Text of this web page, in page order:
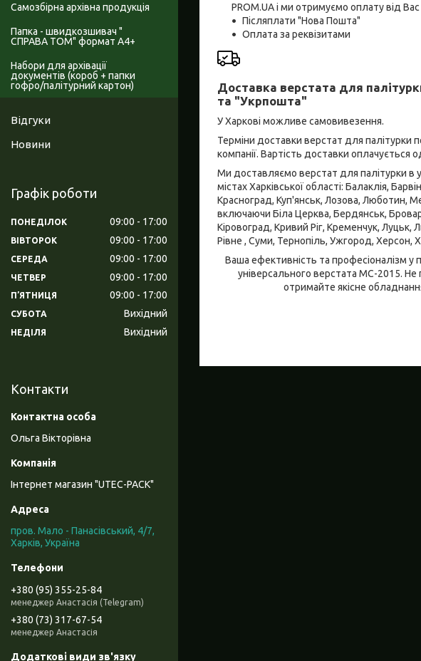
PROM.UA і ми отримуємо оплату від
Післяплати "Нова Пошта"
Оплата за реквізитами
Доставка верстата для
та "Укрпошта"
У Харкові можливе самовивезення.
Терміни доставки верстат для палітурки
компанії. Вартість доставки
Ми доставляємо верстат для палітурки в
містах Харківської області: Балаклія,
Красноград, Куп'янськ, Лозова, Люботин,
включаючи Біла Церква, Бердянськ,
Кіровоград, Кривий Ріг, Кременчук,
Рівне , Суми, Тернопіль, Ужгород, Херсон,
Ваша ефективність та професіоналізм
універсального верстата МС-2015. Не
отримайте якісне
Самозбірна архівна продукція
Папка - швидкозшивач "
СПРАВА ТОМ" формат А4+
Набори для архівації
документів (короб + папки
гофро/палітурний картон)
Відгуки
Новини
Графік роботи
ПОНЕДІЛОК 09:00 17:00
ВІВТОРОК 09:00 17:00
СЕРЕДА 09:00 17:00
ЧЕТВЕР 09:00 17:00
ПʼЯТНИЦЯ 09:00 17:00
СУБОТА Вихідний
НЕДІЛЯ Вихідний
Контакти
Ольга Вікторівна
Інтернет магазин "UTEC-PACK"
пров. Мало - Панасівський, 4/7,
Харків, Україна
+380 (95) 355-25-84
менеджер Анастасія (Telegram)
+380 (73) 317-67-54
менеджер Анастасія